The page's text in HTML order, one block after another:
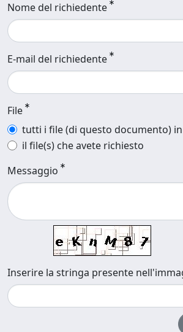
Nome del richiedente
E-mail del richiedente
File
tutti i file (di questo documento)
il file(s) che avete richiesto
Messaggio
Inserire la stringa presente